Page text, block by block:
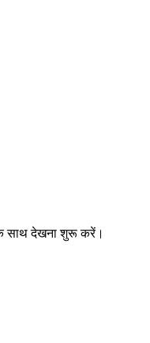
साथ देखना शुरू करें।